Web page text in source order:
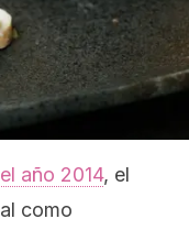
año 2014, el
como